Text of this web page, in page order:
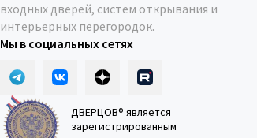
входных дверей, систем открывания и
интерьерных перегородок.
Мы в социальных сетях
ДВЕРЦОВ® является
зарегистрированным